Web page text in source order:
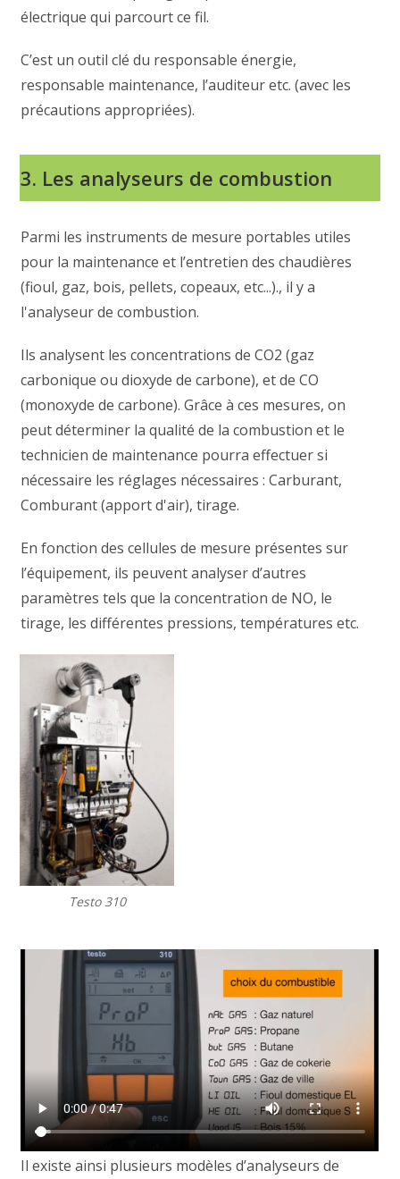
électrique qui parcourt ce fil.
C’est un outil clé du responsable énergie,
responsable maintenance, l’auditeur etc. (avec les
précautions appropriées).
3. Les analyseurs de combustion
Parmi les instruments de mesure portables utiles
pour la maintenance et l’entretien des chaudières
(fioul, gaz, bois, pellets, copeaux, etc...)., il y a
l'analyseur de combustion.
Ils analysent les concentrations de CO2 (gaz
carbonique ou dioxyde de carbone), et de CO
(monoxyde de carbone). Grâce à ces mesures, on
peut déterminer la qualité de la combustion et le
technicien de maintenance pourra effectuer si
nécessaire les réglages nécessaires : Carburant,
Comburant (apport d'air), tirage.
En fonction des cellules de mesure présentes sur
l’équipement, ils peuvent analyser d’autres
paramètres tels que la concentration de NO, le
tirage, les différentes pressions, températures etc.
Testo 310
Il existe ainsi plusieurs modèles d’analyseurs de